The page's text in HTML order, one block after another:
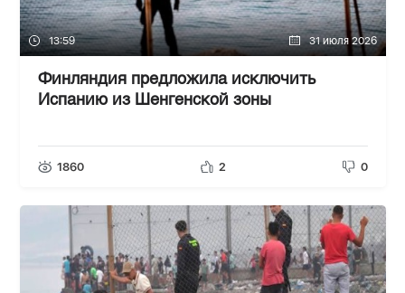
13:59 31 июля 2026
Финляндия предложила исключить
Испанию из Шенгенской зоны
1860 2 0